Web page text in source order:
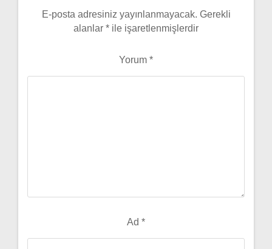
E-posta adresiniz yayınlanmayacak. Gerekli
alanlar * ile işaretlenmişlerdir
Yorum *
Ad *